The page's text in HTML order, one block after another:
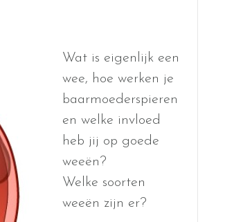
Wat is eigenlijk een
wee, hoe werken je
baarmoederspieren
en welke invloed
heb jij op goede
weeën?
Welke soorten
weeën zijn er?